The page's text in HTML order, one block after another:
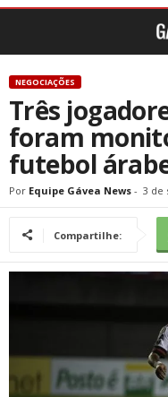
NEGOCIAÇÕES
Três
foram
futebol
Por Equipe Gávea News - 3 de
Compartilhe: